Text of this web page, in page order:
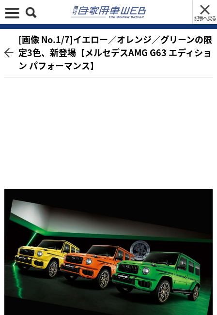
記事へ戻る
[画像 No.1/7]イエロー／オレンジ／グリーンの限
定3色、新登場【メルセデスAMG G63 エディショ
ン パフォーマンス】